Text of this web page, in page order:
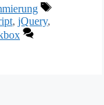
Schlagwörter
, jQuery,